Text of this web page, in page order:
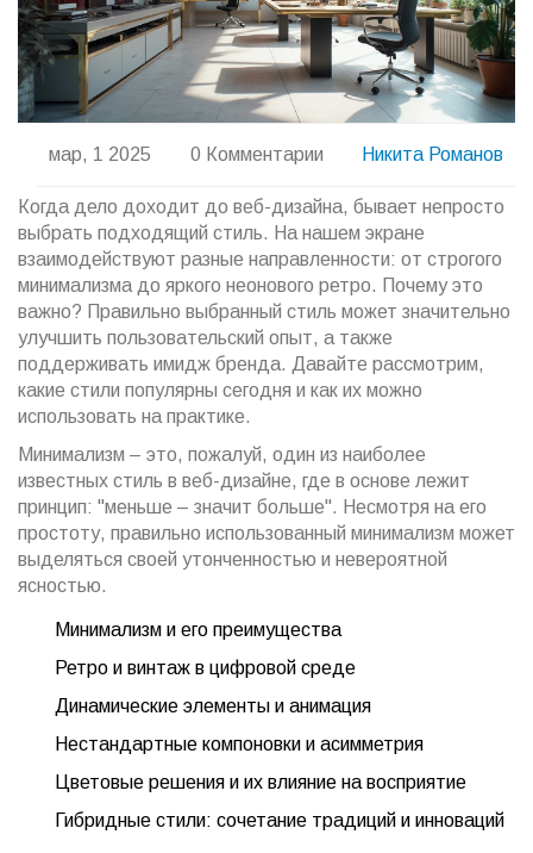
мар, 1 2025 0 Комментарии Никита Романов
Когда дело доходит до веб-дизайна, бывает непросто
выбрать подходящий стиль. На нашем экране
взаимодействуют разные направленности: от строгого
минимализма до яркого неонового ретро. Почему это
важно? Правильно выбранный стиль может значительно
улучшить пользовательский опыт, а также
поддерживать имидж бренда. Давайте рассмотрим,
какие стили популярны сегодня и как их можно
использовать на практике.
Минимализм – это, пожалуй, один из наиболее
известных стиль в веб-дизайне, где в основе лежит
принцип: "меньше – значит больше". Несмотря на его
простоту, правильно использованный минимализм может
выделяться своей утонченностью и невероятной
ясностью.
Минимализм и его преимущества
Ретро и винтаж в цифровой среде
Динамические элементы и анимация
Нестандартные компоновки и асимметрия
Цветовые решения и их влияние на восприятие
Гибридные стили: сочетание традиций и инноваций